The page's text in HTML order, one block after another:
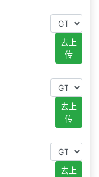
去上
传
去上
传
去上